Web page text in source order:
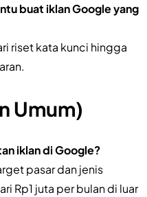
buat iklan Google yang
riset kata kunci hingga
Umum)
iklan di Google?
pasar dan jenis
Rp1 juta per bulan di luar